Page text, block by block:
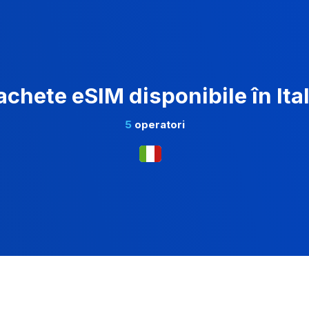
eSIM disponibile în
5operatori